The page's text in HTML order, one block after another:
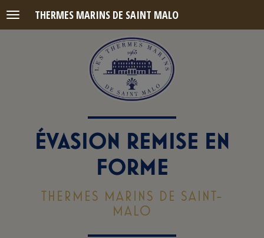
Menu THERMES MARINS DE SAINT MALO
ÉVASION REMISE EN
FORME
THERMES MARINS DE SAINT-
MALO